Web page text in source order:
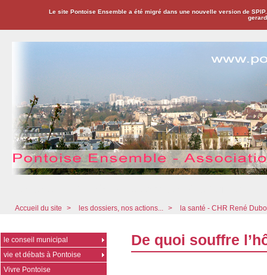
Le site Pontoise Ensemble a été migré dans une nouvelle version de
Accueil du site > les dossiers, nos actions... > la santé - CHR René
De quoi souffre
le conseil municipal
vie et débats à Pontoise
Vivre Pontoise